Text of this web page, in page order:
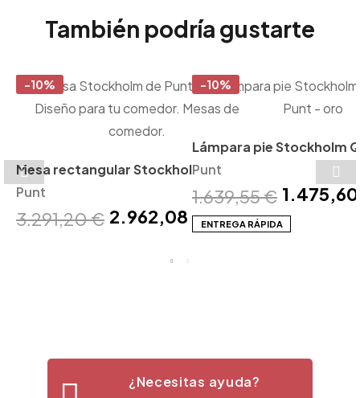
También podría gustarte
-10%
Mesa rectangular Stockholm
madera Punt
Punt
3.291,20 € 2.962,08 €
-10%
Lámpara pie Stockholm
Punt
Punt
1.639,55 €
ENTREGA RÁPIDA
¿Necesitas ayuda?